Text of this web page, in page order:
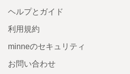
ヘルプとガイド
利用規約
minneのセキュリティ
お問い合わせ